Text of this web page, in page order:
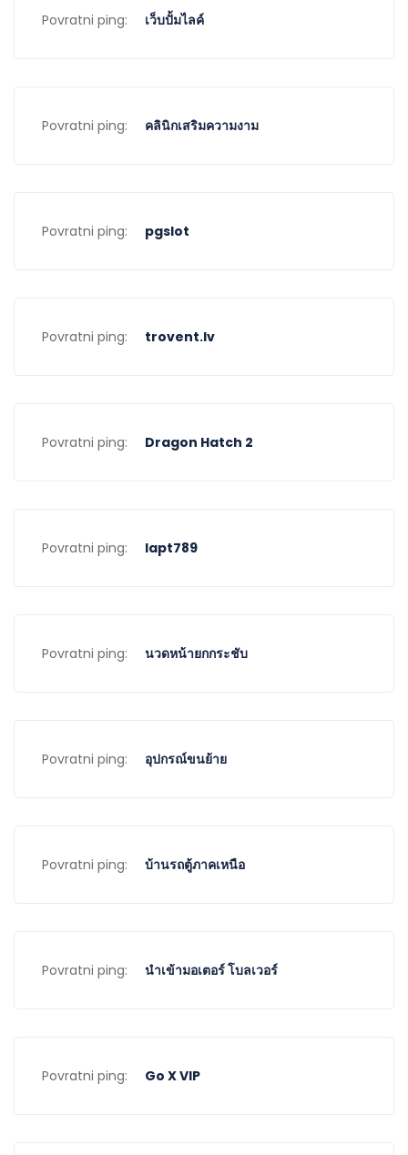
Povratni ping: เว็บปั้มไลค์
Povratni ping: คลินิกเสริมความงาม
Povratni ping: pgslot
Povratni ping: trovent.lv
Povratni ping: Dragon Hatch 2
Povratni ping: lapt789
Povratni ping: นวดหน้ายกกระชับ
Povratni ping: อุปกรณ์ขนย้าย
Povratni ping: บ้านรถตู้ภาคเหนือ
Povratni ping: นำเข้ามอเตอร์ โบลเวอร์
Povratni ping: Go X VIP